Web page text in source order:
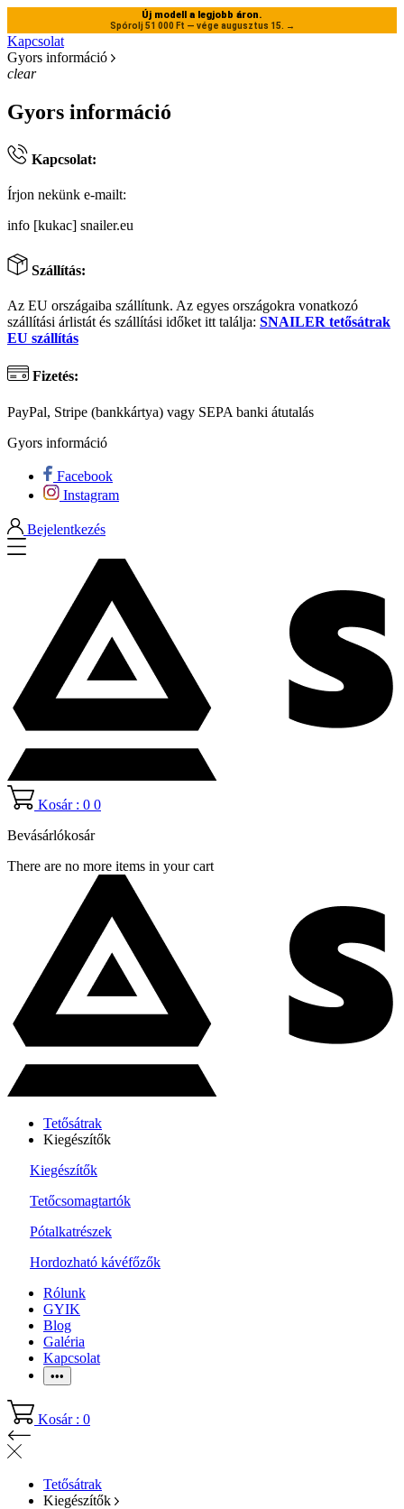
Új modell a legjobb áron.
Spórolj 51 000 Ft — vége augusztus 15. →
Kapcsolat
Gyors információ
clear
Gyors információ
Kapcsolat:
Írjon nekünk e-mailt:
info [kukac] snailer.eu
Szállítás:
Az EU országaiba szállítunk. Az egyes országokra vonatkozó
szállítási árlistát és szállítási időket itt találja: SNAILER tetősátrak
EU szállítás
Fizetés:
PayPal, Stripe (bankkártya) vagy SEPA banki átutalás
Gyors információ
Facebook
Instagram
Bejelentkezés
Kosár : 0 0
Bevásárlókosár
There are no more items in your cart
Tetősátrak
Kiegészítők
Kiegészítők
Tetőcsomagtartók
Pótalkatrészek
Hordozható kávéfőzők
Rólunk
GYIK
Blog
Galéria
Kapcsolat
•••
Kosár : 0
Tetősátrak
Kiegészítők